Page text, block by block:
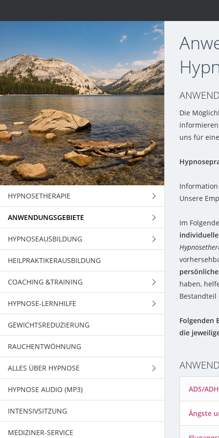
HYPNOSETHERAPIE
ANWENDUNGEN
URSACHENTHERAPIE
TRANCE UND THERAPIE
ANWENDUNGSGEBIETE
HYPNOSE BEI KINDERN
HYPNOSE BEI SENIOREN
HYPNOSEAUSBILDUNG
ÜBERBLICK ÜBER DIE
HYPNOSEAUSBILDUNGEN
HYPNOSE- SEMESTERAUSBILDUNG
HYPNOSE- WOCHENENDSTUDIUM
FACHSPEZIFISCHE AUSBILDUNGEN
AUSBILDUNGSPHILOSOPHIE
AUSBILDUNGSRÄUMLICHKEITEN
HYPNOSETREFFEN
AUSBILDUNGSBAUSTEIN 1
AUSBILDUNGSBAUSTEIN 2
AUSBILDUNGSBAUSTEIN 3
AUSBILDUNGSBAUSTEIN 4
AUSBILDUNGSBAUSTEIN 5
AUSBILDUNGSBAUSTEIN 6
AUSBILDUNGSBAUSTEIN 7
HEILPRAKTIKERAUSBILDUNG
COACHING &TRAINING
ELANN COR HYPNOCOACHING
AUTOSUGGESTIVES TRAINING
REIKI
HYPNOSE-LERNHILFE
PRÜFUNGSÄNGSTE
KONZENTRATIONSSCHWÄCHEN
ERSCHWERTES LERNEN
NEGATIVE GRUNDEINSTELLUNG
STRESSEINWIRKUNGEN
ZUSAMMENARBEIT MIT
GEWICHTSREDUZIERUNG
RAUCHENTWÖHNUNG
ALLES ÜBER HYPNOSE
HYPNOSE
GRUNDLAGEN
DAS GEFÜHL
PSYCHOLOGIE
GEHIRNFORSCHUNG
HYPNOSE AUDIO (MP3)
INTENSIVSITZUNG
MEDIZINER-SERVICE
Die
uns für eine
Unsere
Im
haben,
Bestandteil
Folgenden
die
ADS/
Ängste